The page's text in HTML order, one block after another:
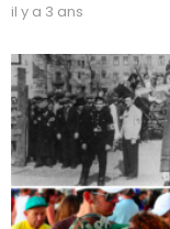
il y a 3 ans